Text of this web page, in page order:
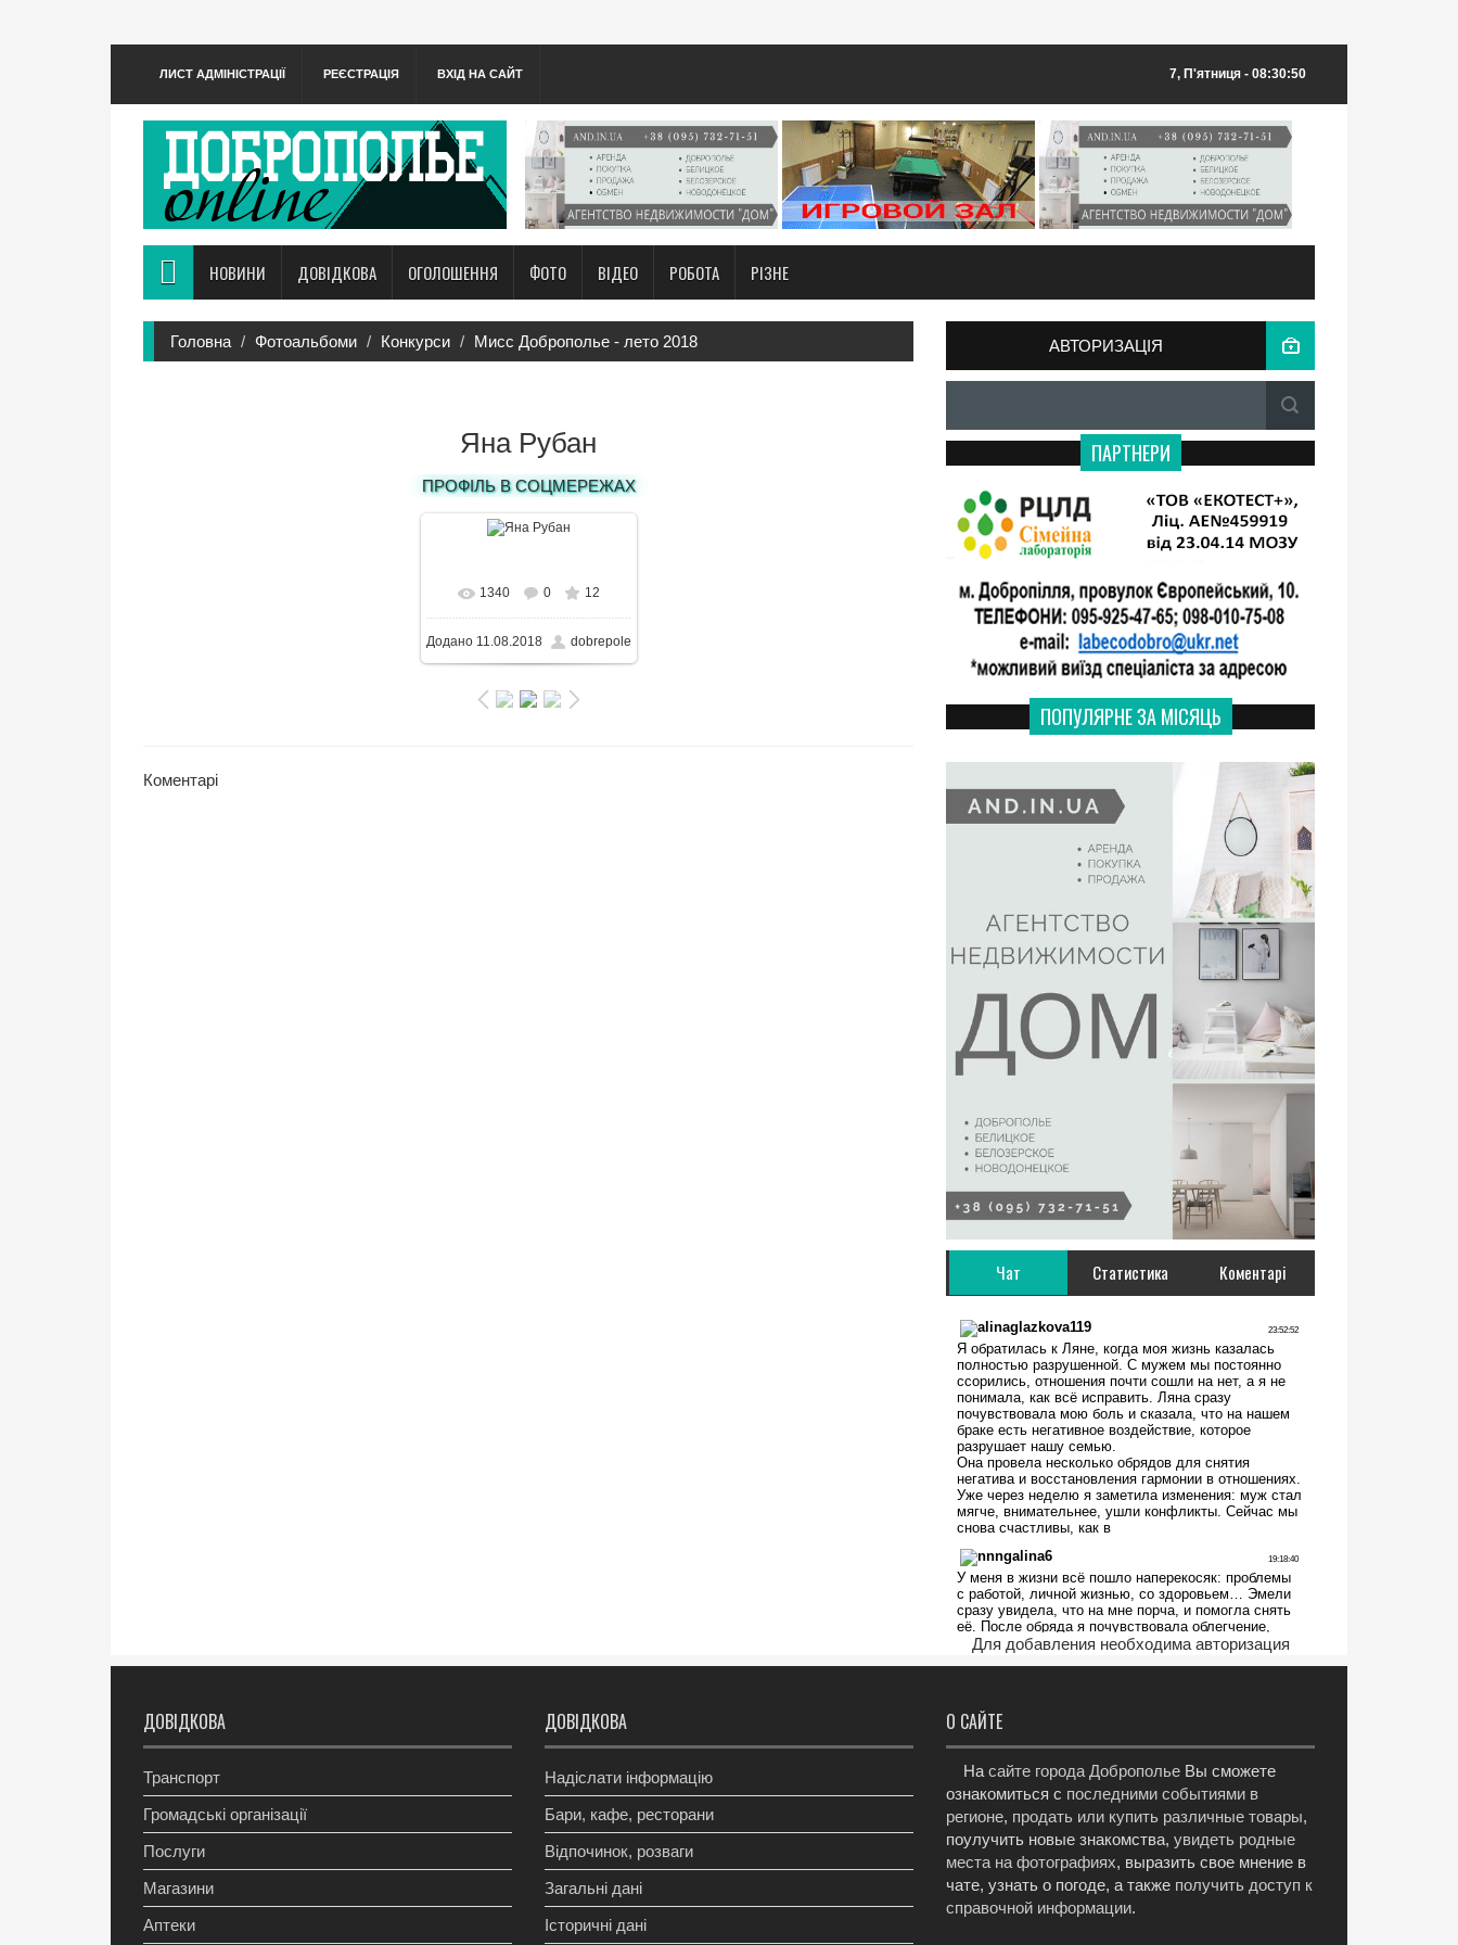
ЛИСТ АДМІНІСТРАЦІЇ РЕЄСТРАЦІЯ ВХІД НА САЙТ 7, П'ятниця - 08:30:50
НОВИНИ ДОВІДКОВА ОГОЛОШЕННЯ ФОТО ВІДЕО РОБОТА РІЗНЕ
Головна Фотоальбоми Конкурси Мисс Доброполье - лето 2018
Яна Рубан
ПРОФІЛЬ В СОЦМЕРЕЖАХ
650x487/ 59.0KB
1340 0 12
Додано11.08.2018 dobrepole
Коментарі
АВТОРИЗАЦІЯ
ПАРТНЕРИ
ПОПУЛЯРНЕ ЗА МІСЯЦЬ
Чат Статистика Коментарі
Для добавления необходима авторизация
ДОВІДКОВА
Транспорт
Громадські організації
Послуги
Магазини
Аптеки
ДОВІДКОВА
Надіслати інформацію
Бари, кафе, ресторани
Відпочинок, розваги
Загальні дані
Історичні дані
О САЙТЕ
На сайте города Доброполье Вы сможете
ознакомиться с последними событиями в
регионе, продать или купить различные товары,
поулучить новые знакомства, увидеть родные
места на фотографиях, выразить свое мнение в
чате, узнать о погоде, а также получить доступ к
справочной информации.